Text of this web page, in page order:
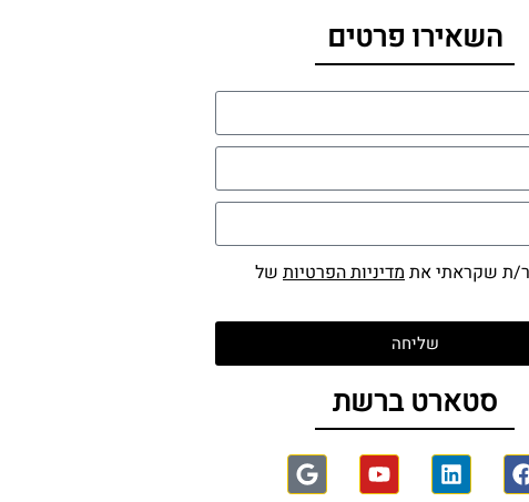
השאירו פרטים
ת שקראתי אתמדיניות הפרטיותשל
שליחה
סטארט ברשת